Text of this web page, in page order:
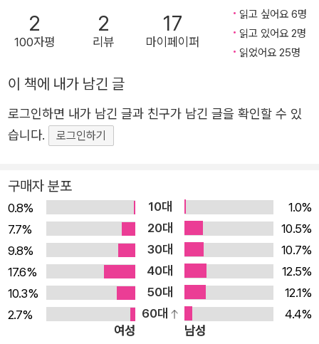
적인 계기가 된 것은 1869년 모스끄바에서 실제로 일어난
<네차예프 사건>이었다. 모스끄바의 대학생 네차예프가 당
시 대학의 몇몇 동료 학생들을 모아서 급진적인 비밀 혁명
조직을 만들었는데, 조직의 일원인 학생 이바노프가 이 조직
내 연못에 던져 버린 사건이었다. 이 소식에 충격을 받은 도
스또예프스끼는 이 사건을 모티브로 『악령』을 구상하게 되
대항하기 위한 <정치 팸플릿>으로 집필될 예정이었다. 작가
스스로 <경향적인 작품>으로 구상했다고 밝혔듯이 초기 구
상 단계에선 정치적인 성격이 강했던 이 소설은, 이후 대대
적인 수정 과정을 거치면서 시간을 뛰어넘는 철학적, 종교
적, 심리적인 깊이를 지닌 형이상학적 소설로 발전하게 되었
다. 그만큼 『악령』은 정치적인 화두와 형이상학적인 주제를
긴밀하게 엮어 내고 있는 작품으로, 당대 러시아의 사상적
지형과 인간 본성의 심연을 탐구하는 걸작으로 자리 잡았다.
2
100자평
2
리뷰
17
마이페이퍼
읽고 싶어요 6명
읽고 있어요 2명
읽었어요 25명
이 책에 내가 남긴 글
로그인하면 내가 남긴 글과 친구가 남긴 글을 확인할 수 있
습니다.
로그인하기
구매자 분포
0.8% 10대
1.0%
7.7%
20대
10.5%
9.8%
30대
10.7%
17.6%
40대
12.5%
10.3%
50대
12.1%
2.7%
60대 4.4%
여성 남성